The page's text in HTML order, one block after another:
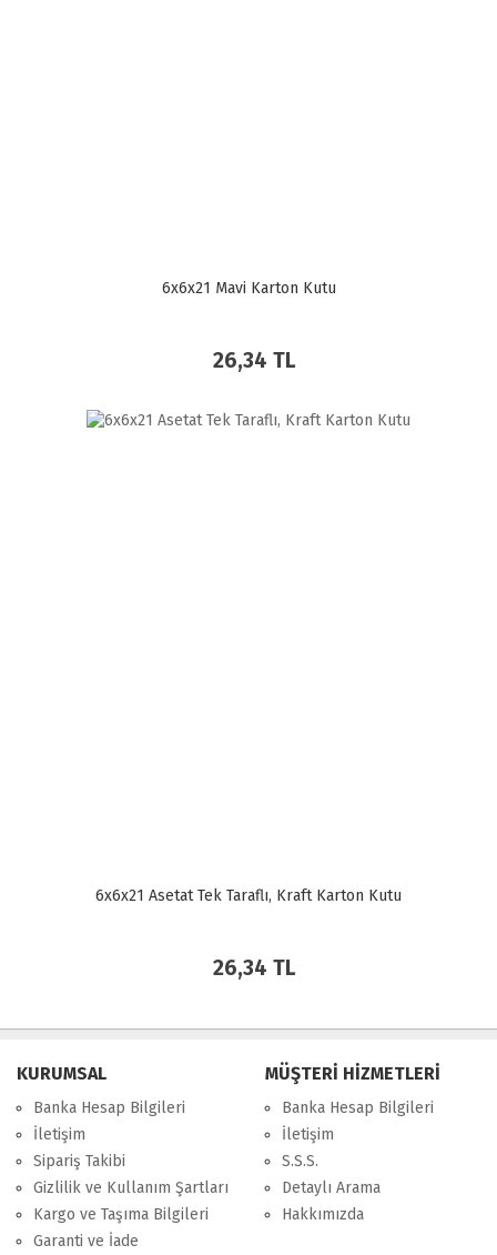
6x6x21 Mavi Karton Kutu
26,34 TL
6x6x21 Asetat Tek Taraflı, Kraft Karton Kutu
26,34 TL
KURUMSAL
Banka Hesap Bilgileri
İletişim
Sipariş Takibi
Gizlilik ve Kullanım Şartları
Kargo ve Taşıma Bilgileri
Garanti ve İade
MÜŞTERİ HİZMETLERİ
Banka Hesap Bilgileri
İletişim
S.S.S.
Detaylı Arama
Hakkımızda